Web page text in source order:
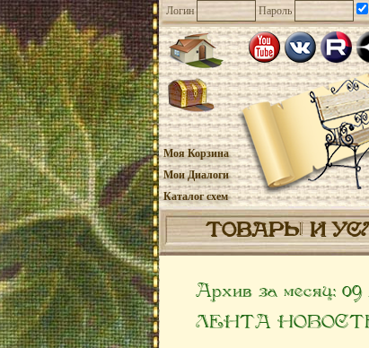
Логин Пароль
Моя Корзина
Мои Диалоги
Каталог схем
ТОВАРЫ И
Архив за месяц: 09
ЛЕНТА